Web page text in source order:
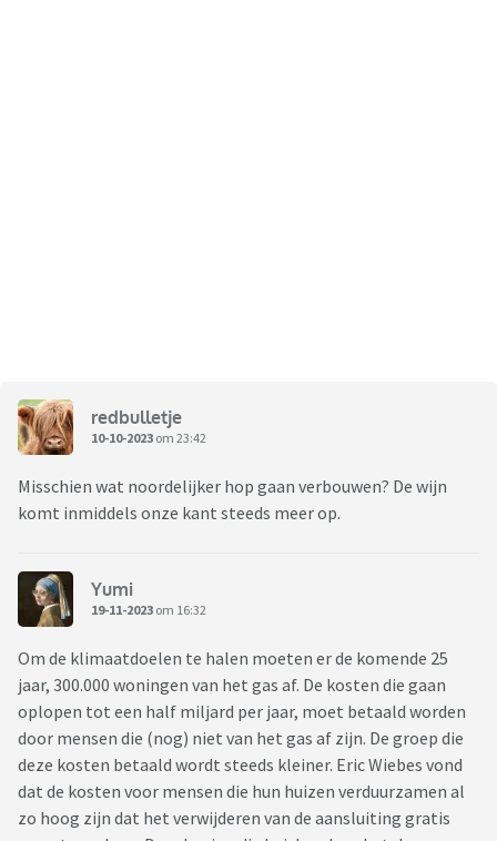
redbulletje
10-10-2023 om 23:42
Misschien wat noordelijker hop gaan verbouwen? De wijn
komt inmiddels onze kant steeds meer op.
Yumi
19-11-2023 om 16:32
Om de klimaatdoelen te halen moeten er de komende 25
jaar, 300.000 woningen van het gas af. De kosten die gaan
oplopen tot een half miljard per jaar, moet betaald worden
door mensen die (nog) niet van het gas af zijn. De groep die
deze kosten betaald wordt steeds kleiner. Eric Wiebes vond
dat de kosten voor mensen die hun huizen verduurzamen al
zo hoog zijn dat het verwijderen van de aansluiting gratis